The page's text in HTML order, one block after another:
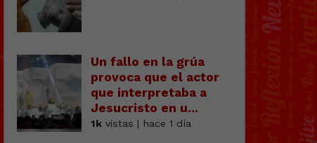
Un fallo en la grúa
provoca que el actor
que interpretaba a
Jesucristo en u...
1kvistas | hace 1 día